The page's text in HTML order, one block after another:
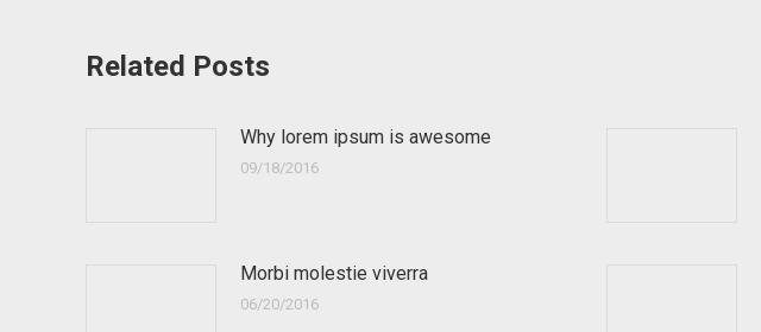
Related Posts
Why lorem ipsum is awesome
09/18/2016
Morbi molestie viverra
06/20/2016